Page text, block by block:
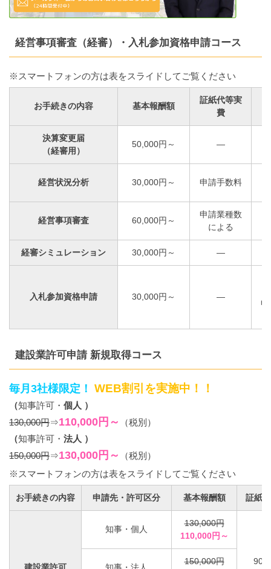
経営事項審査（経審）・入札参加資格申請コース
※スマートフォンの方は表をスライドしてご覧ください
お手続きの内容 基本報酬額
証紙代等実
費
決算変更届
（経審用）
50,000円～ ―
経営状況分析 30,000円～ 申請手数料
経営事項審査 60,000円～
申請業種数
による
経審シミュレーション 30,000円～ ―
入札参加資格申請 30,000円～ ―
申
建設業許可申請 新規取得コース
毎月3社様限定！ WEB割引を実施中！！
（知事許可・ 個人 ）
130,000円⇒110,000円～
（税別）
（知事許可・ 法人 ）
150,000円⇒130,000円～
（税別）
※スマートフォンの方は表をスライドしてご覧ください
お手続きの内容 申請先・許可区分 基本報酬額 証紙
建設業許可
知事・個人
130,000円
110,000円～
知事・法人
150,000円